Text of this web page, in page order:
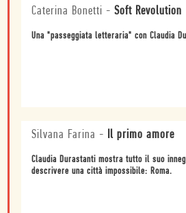
Caterina Bonetti - Soft Revolution
Una "passeggiata letteraria" con Claudia
Silvana Farina - Il primo amore
Claudia Durastanti mostra tutto il suo
descrivere una città impossibile: Roma.